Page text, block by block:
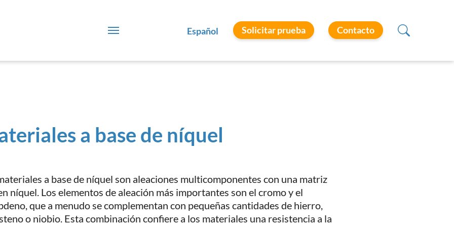
Español Solicitar prueba Contacto
a base de níquel
a base de níquel son aleaciones multicomponentes con una matriz
níquel. Los elementos de aleación más importantes son el cromo y el
que a menudo se complementan con pequeñas cantidades de hierro,
o niobio. Esta combinación confiere a los materiales una resistencia a la